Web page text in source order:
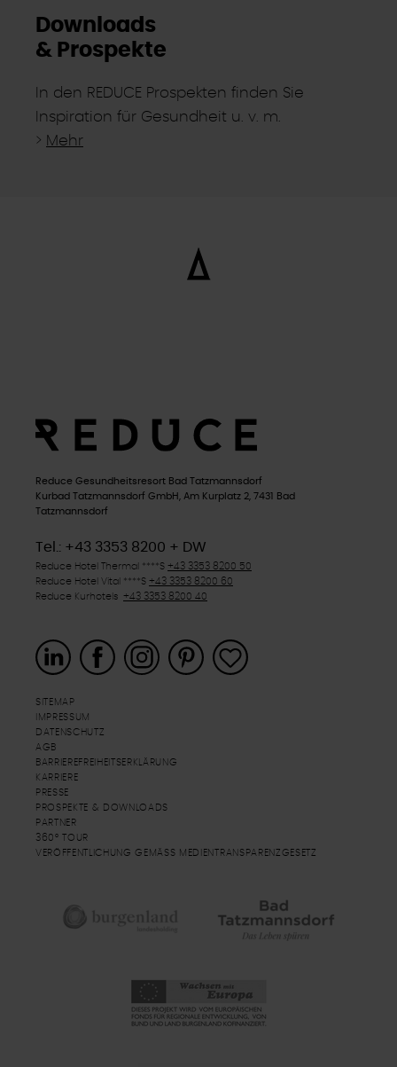
Downloads
& Prospekte
In den REDUCE Prospekten finden Sie
Inspiration für Gesundheit u. v. m.
> Mehr
Reduce Gesundheitsresort Bad Tatzmannsdorf
Kurbad Tatzmannsdorf GmbH, Am Kurplatz 2, 7431 Bad
Tatzmannsdorf
Tel.: +43 3353 8200 + DW
Reduce Hotel Thermal ****S +43 3353 8200 50
Reduce Hotel Vital ****S +43 3353 8200 60
Reduce Kurhotels +43 3353 8200 40
SITEMAP
IMPRESSUM
DATENSCHUTZ
AGB
BARRIEREFREIHEITSERKLÄRUNG
KARRIERE
PRESSE
PROSPEKTE & DOWNLOADS
PARTNER
360° TOUR
VERÖFFENTLICHUNG GEMÄSS MEDIENTRANSPARENZGESETZ